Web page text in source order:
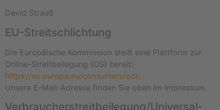
David Strauß
EU-Streitschlichtung
Die Europäische Kommission stellt eine Plattform zur
Online-Streitbeilegung (OS) bereit:
https://ec.europa.eu/consumers/odr.
Unsere E-Mail-Adresse finden Sie oben im Impressum.
Verbraucher­streit­beilegung/Universal­